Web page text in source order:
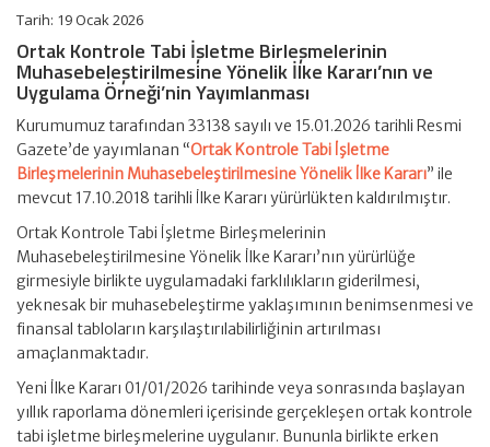
Tarih: 19 Ocak 2026
Ortak Kontrole Tabi İşletme Birleşmelerinin
Muhasebeleştirilmesine Yönelik İlke Kararı’nın ve
Uygulama Örneği’nin Yayımlanması
Kurumumuz tarafından 33138 sayılı ve 15.01.2026 tarihli Resmi
Gazete’de yayımlanan “Ortak Kontrole Tabi İşletme
Birleşmelerinin Muhasebeleştirilmesine Yönelik İlke Kararı” ile
mevcut 17.10.2018 tarihli İlke Kararı yürürlükten kaldırılmıştır.
Ortak Kontrole Tabi İşletme Birleşmelerinin
Muhasebeleştirilmesine Yönelik İlke Kararı’nın yürürlüğe
girmesiyle birlikte uygulamadaki farklılıkların giderilmesi,
yeknesak bir muhasebeleştirme yaklaşımının benimsenmesi ve
finansal tabloların karşılaştırılabilirliğinin artırılması
amaçlanmaktadır.
Yeni İlke Kararı 01/01/2026 tarihinde veya sonrasında başlayan
yıllık raporlama dönemleri içerisinde gerçekleşen ortak kontrole
tabi işletme birleşmelerine uygulanır. Bununla birlikte erken